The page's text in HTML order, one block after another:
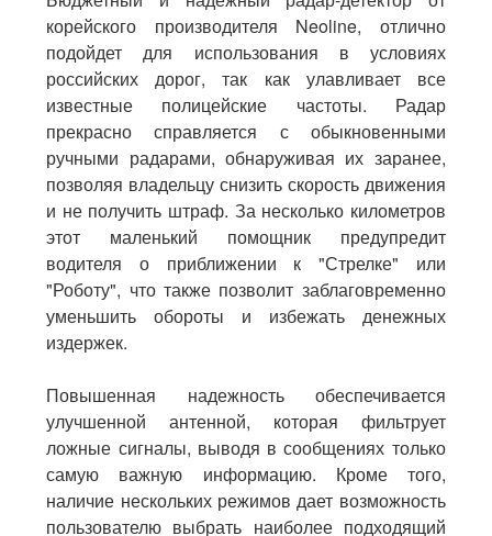
корейского производителя Neoline, отлично
подойдет для использования в условиях
российских дорог, так как улавливает все
известные полицейские частоты. Радар
прекрасно справляется с обыкновенными
ручными радарами, обнаруживая их заранее,
позволяя владельцу снизить скорость движения
и не получить штраф. За несколько километров
этот маленький помощник предупредит
водителя о приближении к "Стрелке" или
"Роботу", что также позволит заблаговременно
уменьшить обороты и избежать денежных
издержек.
Повышенная надежность обеспечивается
улучшенной антенной, которая фильтрует
ложные сигналы, выводя в сообщениях только
самую важную информацию. Кроме того,
наличие нескольких режимов дает возможность
пользователю выбрать наиболее подходящий